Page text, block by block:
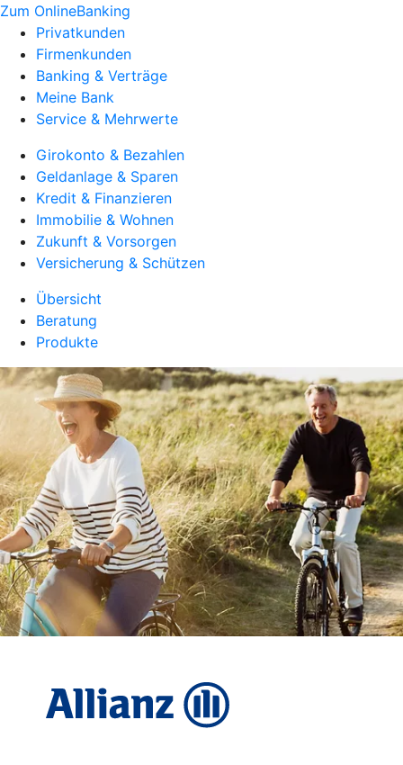
Zum OnlineBanking
Privatkunden
Firmenkunden
Banking & Verträge
Meine Bank
Service & Mehrwerte
Girokonto & Bezahlen
Geldanlage & Sparen
Kredit & Finanzieren
Immobilie & Wohnen
Zukunft & Vorsorgen
Versicherung & Schützen
Übersicht
Beratung
Produkte